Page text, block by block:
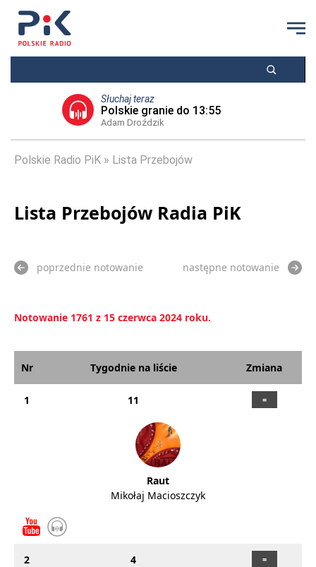
Słuchaj teraz
Polskie granie do 13:55
Adam Droździk
Polskie Radio PiK Lista Przebojów
Lista Przebojów Radia PiK
poprzednie notowanie następne notowanie
Notowanie 1761 z 15 czerwca 2024 roku.
Nr Tygodnie na liście Zmiana
1 11
Raut
Mikołaj Macioszczyk
2 4